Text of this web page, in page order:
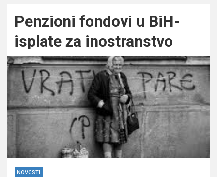
Penzioni fondovi u BiH-
isplate za inostranstvo
NOVOSTI